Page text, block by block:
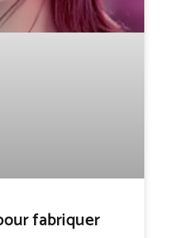
fabriquer